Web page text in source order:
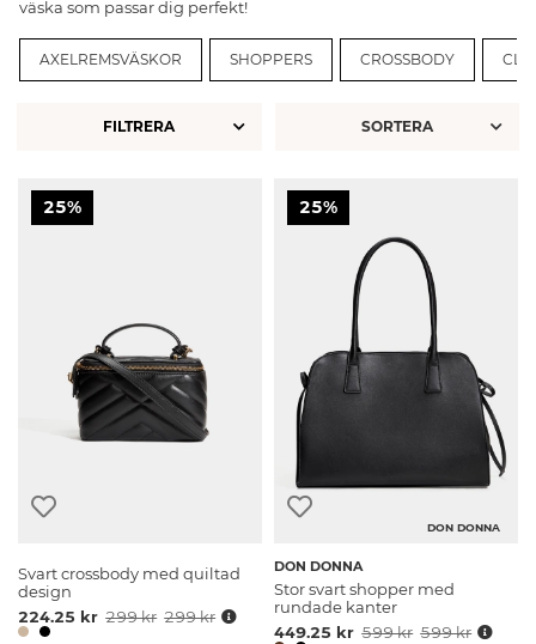
väska som passar dig perfekt!
AXELREMSVÄSKOR SHOPPERS CROSSBODY
FILTRERA
25%
Svart crossbody med quiltad
design
224.25 kr 299 kr 299 kr
25%
DON DONNA
DON DONNA
Stor svart shopper med
rundade kanter
449.25 kr 599 kr 599 kr